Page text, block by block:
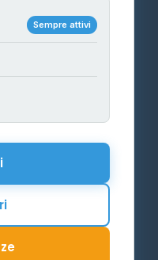
Sempre attivi